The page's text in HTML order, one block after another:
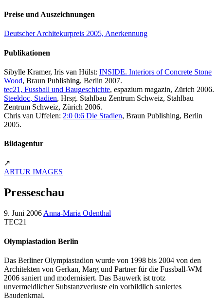
Preise und Auszeichnungen
Deutscher Architekurpreis 2005, Anerkennung
Publikationen
Sibylle Kramer, Iris van Hülst: INSIDE. Interiors of Concrete Stone
Wood, Braun Publishing, Berlin 2007.
tec21, Fussball und Baugeschichte, espazium magazin, Zürich 2006.
Steeldoc, Stadien, Hrsg. Stahlbau Zentrum Schweiz, Stahlbau
Zentrum Schweiz, Zürich 2006.
Chris van Uffelen: 2:0 0:6 Die Stadien, Braun Publishing, Berlin
2005.
Bildagentur
↗
ARTUR IMAGES
Presseschau
9. Juni 2006 Anna-Maria Odenthal
TEC21
Olympiastadion Berlin
Das Berliner Olympiastadion wurde von 1998 bis 2004 von den
Architekten von Gerkan, Marg und Partner für die Fussball-WM
2006 saniert und modernisiert. Das Bauwerk ist trotz
unvermeidlicher Substanzverluste ein vorbildlich saniertes
Baudenkmal.